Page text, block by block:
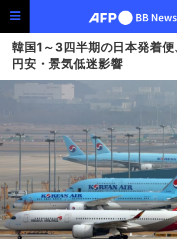
韓国1～3四半期の日本発着
円安・景気低迷影響